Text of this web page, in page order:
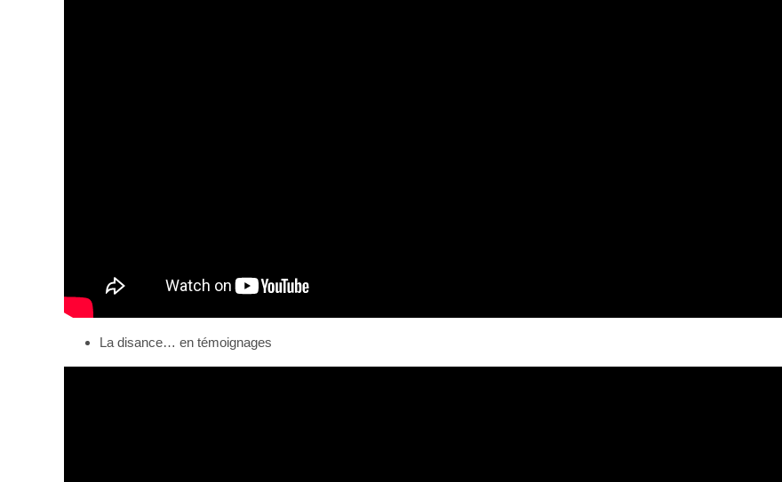
La disance… en témoignages